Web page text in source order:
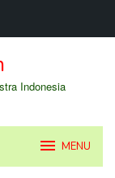
Indonesia
MENU